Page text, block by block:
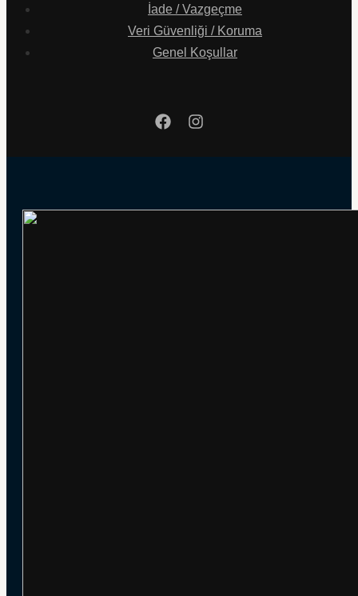
İade / Vazgeçme
Veri Güvenliği / Koruma
Genel Koşullar